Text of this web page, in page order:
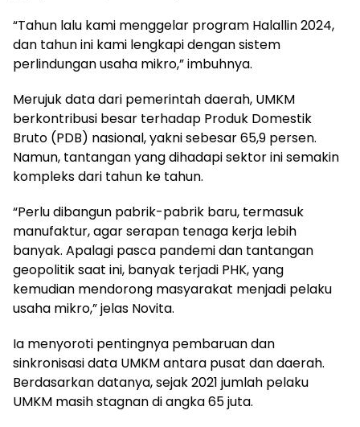
“Tahun lalu kami menggelar program Halallin 2024,
dan tahun ini kami lengkapi dengan sistem
perlindungan usaha mikro,” imbuhnya.
Merujuk data dari pemerintah daerah, UMKM
berkontribusi besar terhadap Produk Domestik
Bruto (PDB) nasional, yakni sebesar 65,9 persen.
Namun, tantangan yang dihadapi sektor ini semakin
kompleks dari tahun ke tahun.
“Perlu dibangun pabrik-pabrik baru, termasuk
manufaktur, agar serapan tenaga kerja lebih
banyak. Apalagi pasca pandemi dan tantangan
geopolitik saat ini, banyak terjadi PHK, yang
kemudian mendorong masyarakat menjadi pelaku
usaha mikro,” jelas Novita.
Ia menyoroti pentingnya pembaruan dan
sinkronisasi data UMKM antara pusat dan daerah.
Berdasarkan datanya, sejak 2021 jumlah pelaku
UMKM masih stagnan di angka 65 juta.